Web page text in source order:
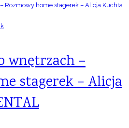
wnętrzach –
stagerek – Alicja